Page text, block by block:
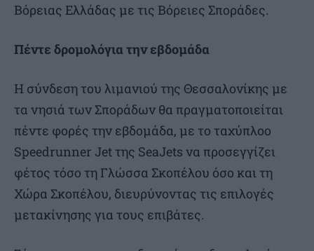
Βόρειας Ελλάδας με τις Βόρειες Σποράδες.
Πέντε δρομολόγια την εβδομάδα
Η σύνδεση του λιμανιού της Θεσσαλονίκης με
τα νησιά των Σποράδων θα πραγματοποιείται
πέντε φορές την εβδομάδα, με το ταχύπλοο
Speedrunner Jet της SeaJets να προσεγγίζει
φέτος τόσο τη Γλώσσα Σκοπέλου όσο και τη
Χώρα Σκοπέλου, διευρύνοντας τις επιλογές
μετακίνησης για τους επιβάτες.